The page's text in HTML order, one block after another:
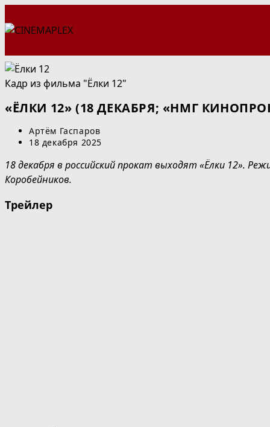
к
Кадр из фильма "Ёлки 12"
«ЁЛКИ 12» (18 ДЕКАБРЯ; «НМГ
Автор
записи:
Артём Гаспаров
Запись
18 декабря 2025
18 декабря в российский прокат выходят «Ёлки 12».
Коробейников.
Трейлер